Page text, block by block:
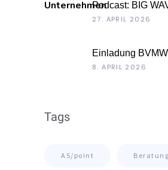
Podcast: BIG
27. APRIL 2026
Einladung BVMW
Roadshow 2026:
8. APRIL 2026
Tags
AS/point Beratung